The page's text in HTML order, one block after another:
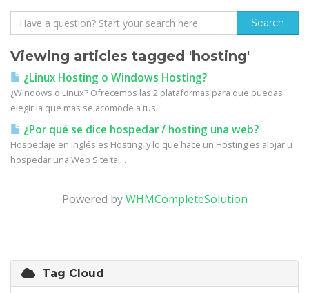
Viewing articles tagged 'hosting'
¿Linux Hosting o Windows Hosting?
¿Windows o Linux? Ofrecemos las 2 plataformas para que puedas
elegir la que mas se acomode a tus...
¿Por qué se dice hospedar / hosting una web?
Hospedaje en inglés es Hosting, y lo que hace un Hosting es alojar u
hospedar una Web Site tal...
Powered byWHMCompleteSolution
Tag Cloud